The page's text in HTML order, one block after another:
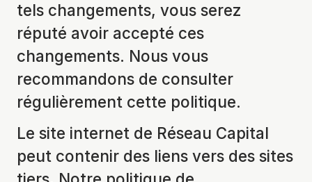
tels changements, vous serez
réputé avoir accepté ces
changements. Nous vous
recommandons de consulter
régulièrement cette politique.
Le site internet de Réseau Capital
peut contenir des liens vers des sites